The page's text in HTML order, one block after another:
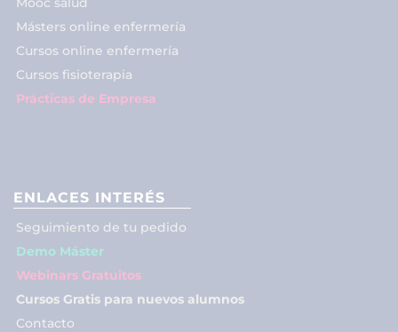
Másters online enfermería
Cursos online enfermería
Cursos fisioterapia
Prácticas de Empresa
ENLACES INTERÉS
Seguimiento de tu pedido
Demo Máster
Webinars Gratuitos
Cursos Gratis para nuevos alumnos
Contacto